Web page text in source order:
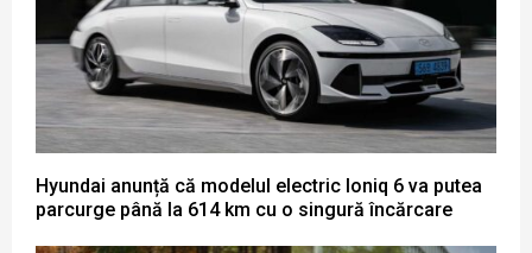
Hyundai anunță că modelul electric Ioniq 6 va putea
parcurge până la 614 km cu o singură încărcare